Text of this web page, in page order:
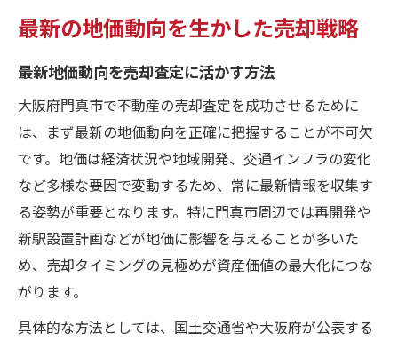
最新の地価動向を生かした売却戦略
最新地価動向を売却査定に活かす方法
大阪府門真市で不動産の売却査定を成功させるために
は、まず最新の地価動向を正確に把握することが不可欠
です。地価は経済状況や地域開発、交通インフラの変化
など多様な要因で変動するため、常に最新情報を収集す
る姿勢が重要となります。特に門真市周辺では再開発や
新駅設置計画などが地価に影響を与えることが多いた
め、売却タイミングの見極めが資産価値の最大化につな
がります。
具体的な方法としては、国土交通省や大阪府が公表する